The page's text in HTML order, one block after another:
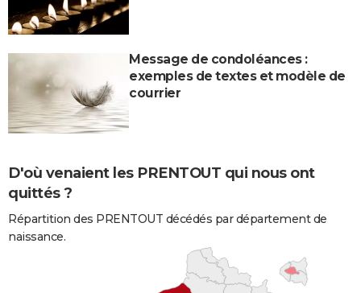
Message de condoléances :
exemples de textes et modèle de
courrier
D'où venaient les PRENTOUT qui nous ont
quittés ?
Répartition des PRENTOUT décédés par département de
naissance.